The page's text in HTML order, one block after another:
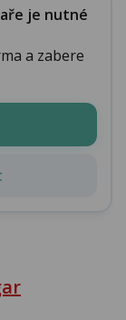
je nutné
a zabere